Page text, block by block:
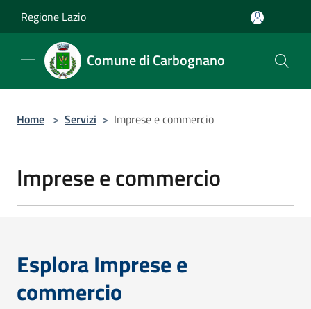
Regione Lazio
Comune di Carbognano
Home > Servizi > Imprese e commercio
Imprese e commercio
Esplora Imprese e
commercio